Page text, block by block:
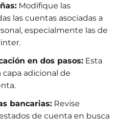
Modifique las
las cuentas asociadas a
especialmente las de
en dos pasos: Esta
adicional de
bancarias: Revise
de cuenta en busca